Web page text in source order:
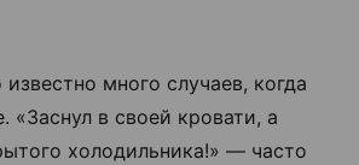
много случаев, когда
«Заснул в своей кровати, а
холодильника!» — часто